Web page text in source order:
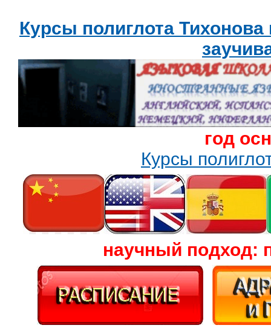
Курсы полиглота
год
Курсы
научный подход: